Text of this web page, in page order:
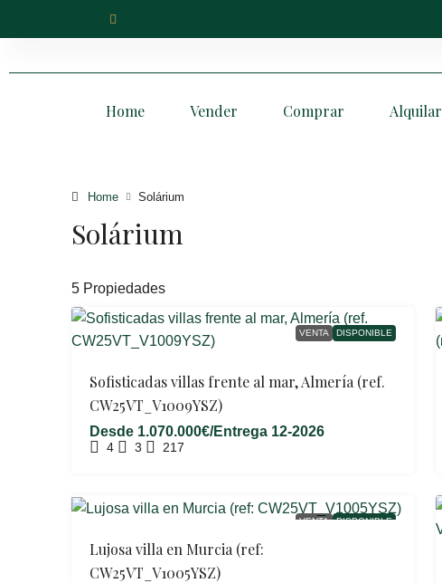
Home Vender Comprar Alquilar
Home Solárium
Solárium
5 Propiedades
VENTA DISPONIBLE
Sofisticadas villas frente al mar, Almería (ref.
CW25VT_V1009YSZ)
Desde 1.070.000€/Entrega 12-2026
4 3 217
VENTA DISPONIBLE
Lujosa villa en Murcia (ref:
CW25VT_V1005YSZ)